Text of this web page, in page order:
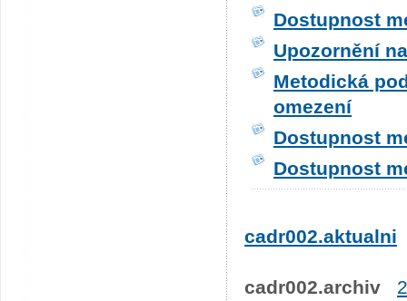
Dostupnost
Upozornění
Metodická
omezení
Dostupnost
Dostupnost
cadr002.aktualni
cadr002.archiv